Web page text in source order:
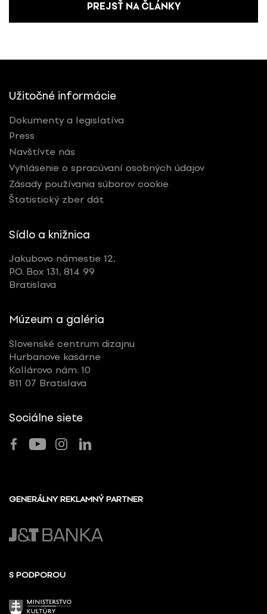
PREJSŤ NA ČLÁNKY
Užitočné informácie
Dokumenty a legislatíva
Press
Navštívte nás
Vyhlásenie o spracúvaní osobných údajov
Zásady používania súborov cookie
Štatistický zber dát
Sídlo a knižnica
Jakubovo námestie 12,
P.O. Box 131, 814 99
Bratislava
Múzeum a galéria
Slovenské centrum dizajnu
Hurbanove kasárne
Kollárovo nám. 10
811 07 Bratislava
Sociálne siete
GENERÁLNY REKLAMNÝ PARTNER
S PODPOROU